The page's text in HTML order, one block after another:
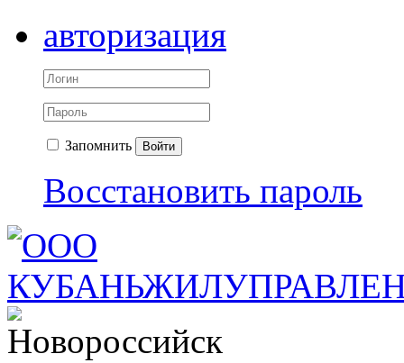
авторизация
Запомнить Войти
Восстановить пароль